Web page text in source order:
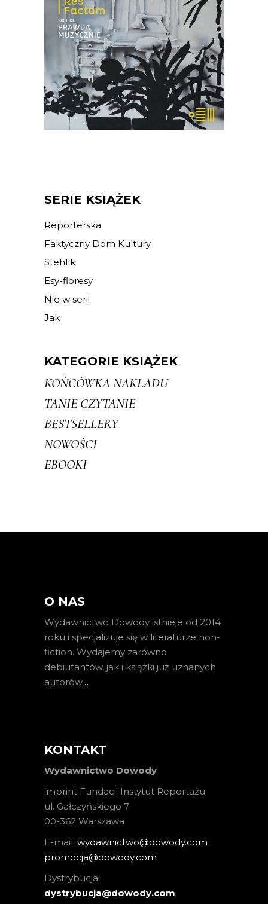
Płyta, która jest efektem spotkania
trojga muzyków z reporterem –
Mariuszem Szczygłem. Słowa spotkały
się tu z dźwiękiem kreowanym na żywo.
29.00 zł 18.85zł
KSIĄŻKA DO KOSZYKA
SERIE KSIĄŻEK
Reporterska
Faktyczny Dom Kultury
Stehlík
Esy-floresy
Nie w serii
Jak
KATEGORIE KSIĄŻEK
KOŃCÓWKA NAKŁADU
TANIE CZYTANIE
BESTSELLERY
NOWOŚCI
EBOOKI
O NAS
Wydawnictwo Dowody istnieje od 2014
roku i specjalizuje się w literaturze non-
fiction. Wydajemy zarówno
debiutantów, jak i książki już uznanych
autorów…
KONTAKT
Wydawnictwo Dowody
imprint Fundacji Instytut Reportażu
ul. Gałczyńskiego 7
00-362 Warszawa
E-mail: wydawnictwo@dowody.com
promocja@dowody.com
Dystrybucja:
dystrybucja@dowody.com